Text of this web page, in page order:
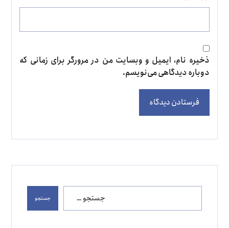
ذخیره نام، ایمیل و وبسایت من در مرورگر برای زمانی که
دوباره دیدگاهی می‌نویسم.
فرستادن دیدگاه
جستجو